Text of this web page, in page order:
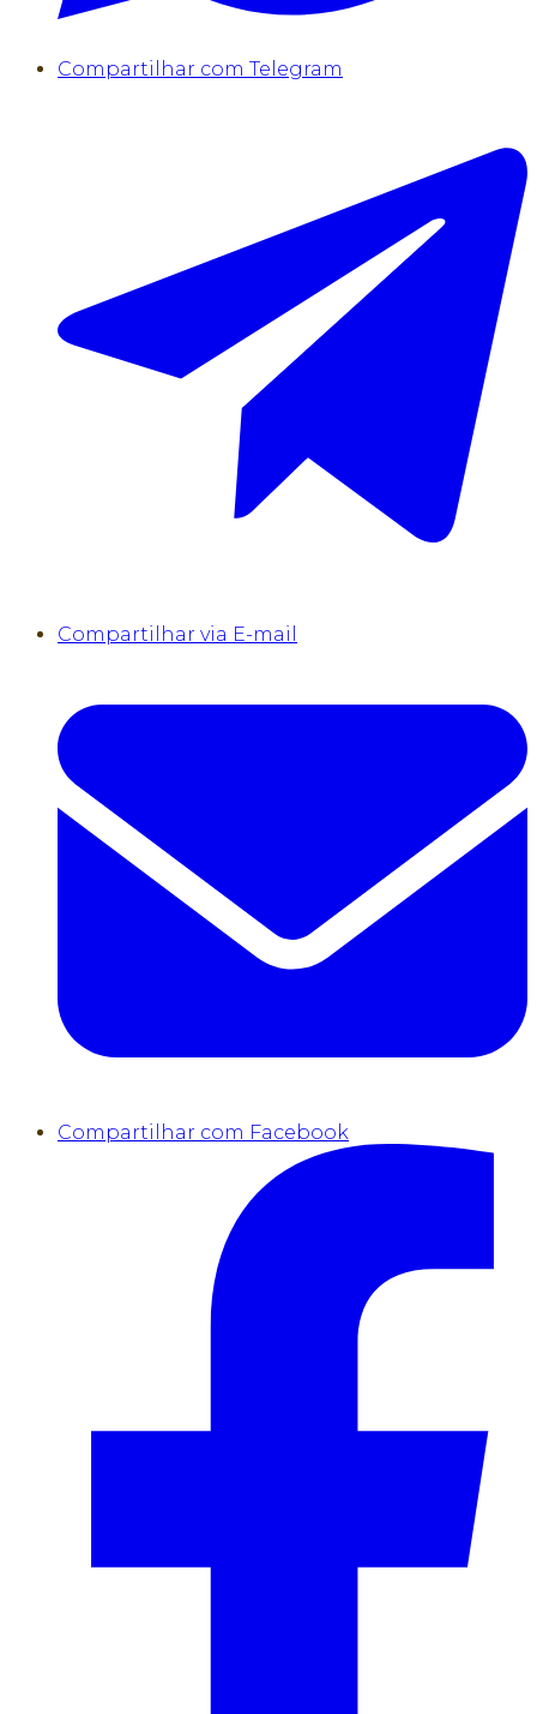
Compartilhar com Telegram
Compartilhar via E-mail
Compartilhar com Facebook